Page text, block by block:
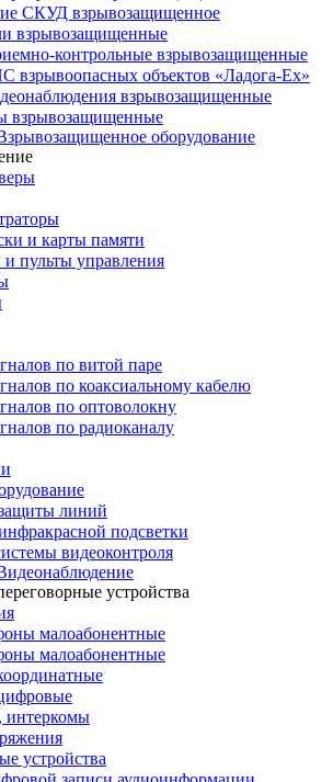
СКУД взрывозащищенное
взрывозащищенные
контрольные взрывозащищенные
взрывоопасных объектов «Ладога-Ex»
взрывозащищенные
взрывозащищенные
оборудование
и карты памяти
пульты управления
по витой паре
по коаксиальному кабелю
по оптоволокну
по радиоканалу
линий
подсветки
видеоконтроля
устройства
малоабонентные
малоабонентные
устройства